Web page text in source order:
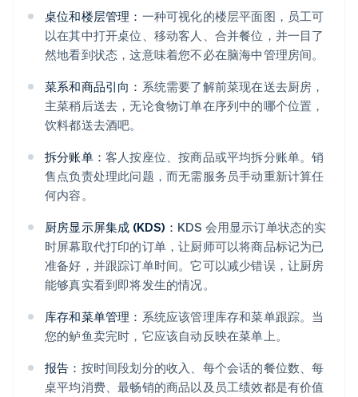
桌位和楼层管理： 一种可视化的楼层平面图，员工可
以在其中打开桌位、移动客人、合并餐位，并一目了
然地看到状态，这意味着您不必在脑海中管理房间。
菜系和商品引向： 系统需要了解前菜现在送去厨房，
主菜稍后送去，无论食物订单在序列中的哪个位置，
饮料都送去酒吧。
拆分账单： 客人按座位、按商品或平均拆分账单。销
售点负责处理此问题，而无需服务员手动重新计算任
何内容。
厨房显示屏集成 (KDS)： KDS 会用显示订单状态的实
时屏幕取代打印的订单，让厨师可以将商品标记为已
准备好，并跟踪订单时间。它可以减少错误，让厨房
能够真实看到即将发生的情况。
库存和菜单管理： 系统应该管理库存和菜单跟踪。当
您的鲈鱼卖完时，它应该自动反映在菜单上。
报告： 按时间段划分的收入、每个会话的餐位数、每
桌平均消费、最畅销的商品以及员工绩效都是有价值